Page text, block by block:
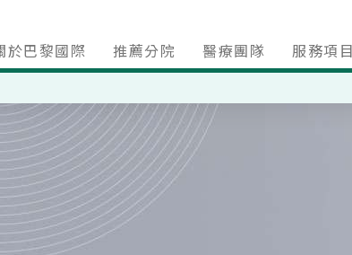
於巴黎國際 推薦分院 醫療團隊 服務項目